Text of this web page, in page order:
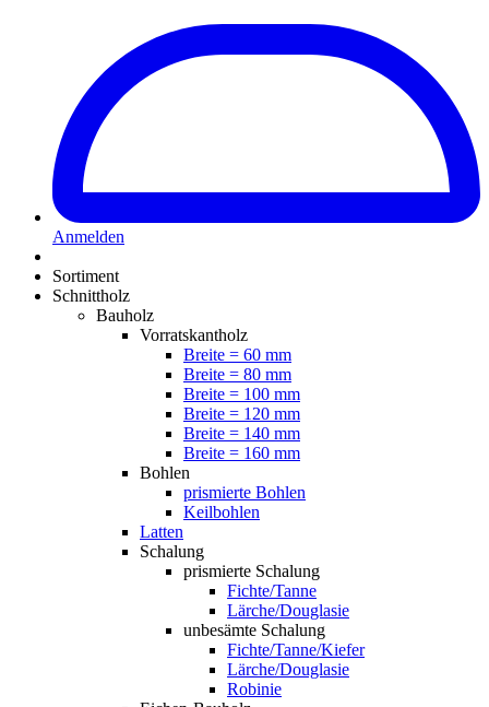
Anmelden
Sortiment
Schnittholz
Bauholz
Vorratskantholz
Breite = 60 mm
Breite = 80 mm
Breite = 100 mm
Breite = 120 mm
Breite = 140 mm
Breite = 160 mm
Bohlen
prismierte Bohlen
Keilbohlen
Latten
Schalung
prismierte Schalung
Fichte/Tanne
Lärche/Douglasie
unbesämte Schalung
Fichte/Tanne/Kiefer
Lärche/Douglasie
Robinie